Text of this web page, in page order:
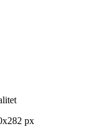
px